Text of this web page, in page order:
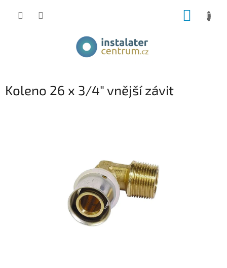
Koleno 26 x 3/4" vnější závit